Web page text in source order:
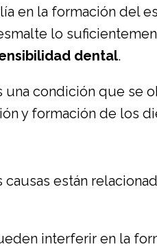
en la formación del
lo
dental.
condición que se
y formación de los
están
interferir en la